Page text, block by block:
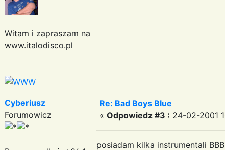
Witam i zapraszam na
www.italodisco.pl
Cyberiusz
Forumowicz
Re: Bad Boys Blue
« Odpowiedz #3 : 24-02-2001
posiadam kilka instrumentali